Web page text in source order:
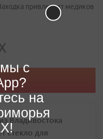
привлекает медиков
Владивостока
стекло для
с
на